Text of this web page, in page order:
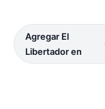
Agregar El
Libertador en